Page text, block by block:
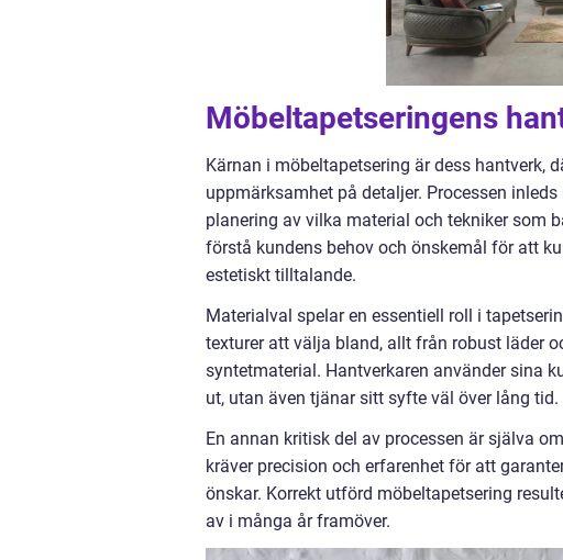
Möbeltapetseringens
Kärnan i möbeltapetsering är dess hantverk,
uppmärksamhet på detaljer. Processen
planering av vilka material och tekniker som
förstå kundens behov och önskemål för att
estetiskt tilltalande.
Materialval spelar en essentiell roll i
texturer att välja bland, allt från robust läder
syntetmaterial. Hantverkaren använder sina
ut, utan även tjänar sitt syfte väl över lång tid.
En annan kritisk del av processen är själva
kräver precision och erfarenhet för att
önskar. Korrekt utförd möbeltapetsering
av i många år framöver.